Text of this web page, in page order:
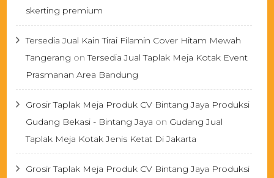
skerting premium
Tersedia Jual Kain Tirai Filamin Cover Hitam Mewah
Tangerang onTersedia Jual Taplak Meja Kotak Event
Prasmanan Area Bandung
Grosir Taplak Meja Produk CV Bintang Jaya Produksi
Gudang Bekasi - Bintang Jaya on Gudang Jual
Taplak Meja Kotak Jenis Ketat Di Jakarta
Grosir Taplak Meja Produk CV Bintang Jaya Produksi